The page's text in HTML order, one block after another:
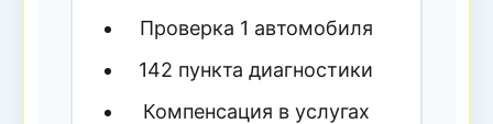
Проверка 1 автомобиля
142 пункта диагностики
Компенсация в услугах